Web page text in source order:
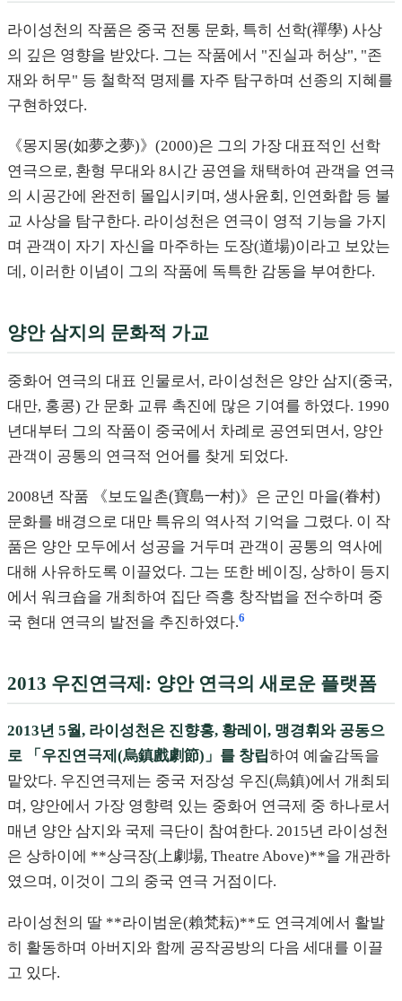
라이성천의 작품은 중국 전통 문화, 특히 선학(禪學) 사상
의 깊은 영향을 받았다. 그는 작품에서 "진실과 허상", "존
재와 허무" 등 철학적 명제를 자주 탐구하며 선종의 지혜를
구현하였다.
《몽지몽(如夢之夢)》(2000)은 그의 가장 대표적인 선학
연극으로, 환형 무대와 8시간 공연을 채택하여 관객을 연극
의 시공간에 완전히 몰입시키며, 생사윤회, 인연화합 등 불
교 사상을 탐구한다. 라이성천은 연극이 영적 기능을 가지
며 관객이 자기 자신을 마주하는 도장(道場)이라고 보았는
데, 이러한 이념이 그의 작품에 독특한 감동을 부여한다.
양안 삼지의 문화적 가교
중화어 연극의 대표 인물로서, 라이성천은 양안 삼지(중국,
대만, 홍콩) 간 문화 교류 촉진에 많은 기여를 하였다. 1990
년대부터 그의 작품이 중국에서 차례로 공연되면서, 양안
관객이 공통의 연극적 언어를 찾게 되었다.
2008년 작품 《보도일촌(寶島一村)》은 군인 마을(眷村)
문화를 배경으로 대만 특유의 역사적 기억을 그렸다. 이 작
품은 양안 모두에서 성공을 거두며 관객이 공통의 역사에
대해 사유하도록 이끌었다. 그는 또한 베이징, 상하이 등지
에서 워크숍을 개최하여 집단 즉흥 창작법을 전수하며 중
국 현대 연극의 발전을 추진하였다.6
2013 우진연극제: 양안 연극의 새로운 플랫폼
2013년 5월, 라이성천은 진향홍, 황레이, 맹경휘와 공동으
로 「우진연극제(烏鎮戲劇節)」를 창립하여 예술감독을
맡았다. 우진연극제는 중국 저장성 우진(烏鎮)에서 개최되
며, 양안에서 가장 영향력 있는 중화어 연극제 중 하나로서
매년 양안 삼지와 국제 극단이 참여한다. 2015년 라이성천
은 상하이에 **상극장(上劇場, Theatre Above)**을 개관하
였으며, 이것이 그의 중국 연극 거점이다.
라이성천의 딸 **라이범운(賴梵耘)**도 연극계에서 활발
히 활동하며 아버지와 함께 공작공방의 다음 세대를 이끌
고 있다.